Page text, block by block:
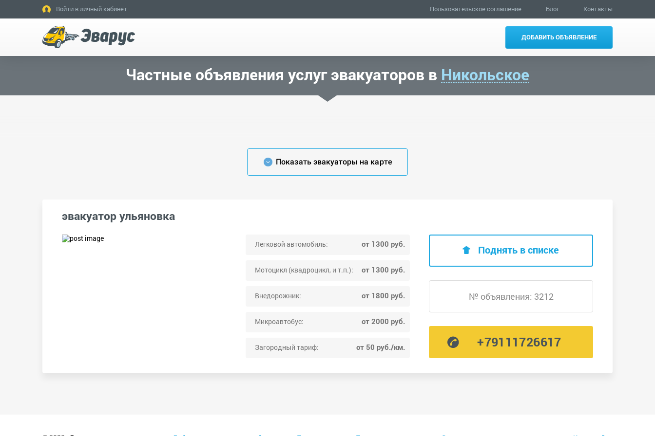
Войти в личный кабинет Пользовательское соглашение Блог Контакты
ДОБАВИТЬ ОБЪЯВЛЕНИЕ
Частные объявления услуг эвакуаторов в Никольское
Показать эвакуаторы на карте
эвакуатор ульяновка
Легковой автомобиль: от 1300 руб.
Мотоцикл (квадроцикл, и т.п.): от 1300 руб.
Внедорожник: от 1800 руб.
Микроавтобус: от 2000 руб.
Загородный тариф: от 50 руб./км.
Поднять в списке
№ объявления: 3212
+79111726617